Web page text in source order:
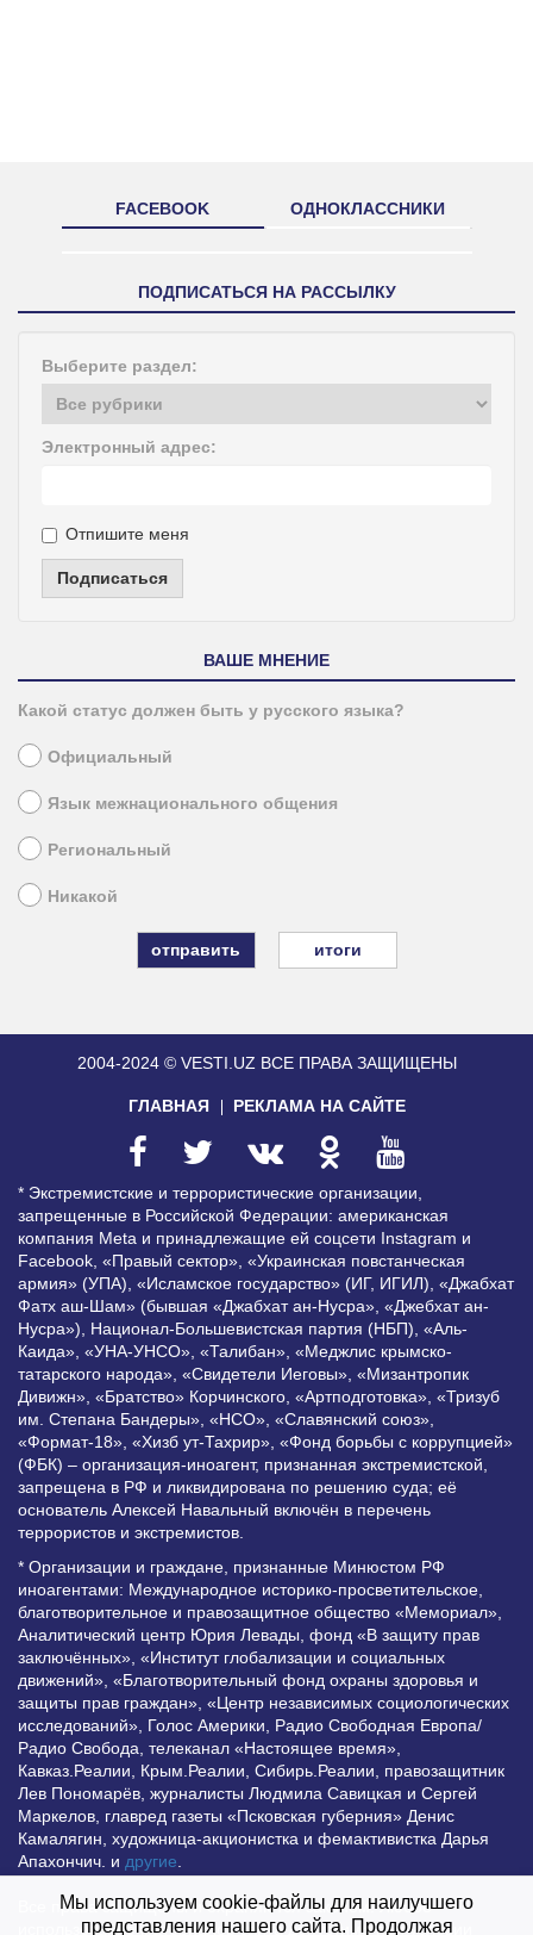
FACEBOOK ОДНОКЛАССНИКИ
ПОДПИСАТЬСЯ НА РАССЫЛКУ
Выберите раздел:
Электронный адрес:
Отпишите меня
Подписаться
ВАШЕ МНЕНИЕ
Какой статус должен быть у русского языка?
Официальный
Язык межнационального общения
Региональный
Никакой
итоги
2004-2024 © VESTI.UZ ВСЕ ПРАВА ЗАЩИЩЕНЫ
ГЛАВНАЯ РЕКЛАМА НА САЙТЕ
* Экстремистские и террористические организации,
запрещенные в Российской Федерации: американская
компания Meta и принадлежащие ей соцсети Instagram и
Facebook, «Правый сектор», «Украинская повстанческая
армия» (УПА), «Исламское государство» (ИГ, ИГИЛ), «Джабхат
Фатх аш-Шам» (бывшая «Джабхат ан-Нусра», «Джебхат ан-
Нусра»), Национал-Большевистская партия (НБП), «Аль-
Каида», «УНА-УНСО», «Талибан», «Меджлис крымско-
татарского народа», «Свидетели Иеговы», «Мизантропик
Дивижн», «Братство» Корчинского, «Артподготовка», «Тризуб
им. Степана Бандеры», «НСО», «Славянский союз»,
«Формат-18», «Хизб ут-Тахрир», «Фонд борьбы с коррупцией»
(ФБК) – организация-иноагент, признанная экстремистской,
запрещена в РФ и ликвидирована по решению суда; её
основатель Алексей Навальный включён в перечень
террористов и экстремистов.
* Организации и граждане, признанные Минюстом РФ
иноагентами: Международное историко-просветительское,
благотворительное и правозащитное общество «Мемориал»,
Аналитический центр Юрия Левады, фонд «В защиту прав
заключённых», «Институт глобализации и социальных
движений», «Благотворительный фонд охраны здоровья и
защиты прав граждан», «Центр независимых социологических
исследований», Голос Америки, Радио Свободная Европа/
Радио Свобода, телеканал «Настоящее время»,
Кавказ.Реалии, Крым.Реалии, Сибирь.Реалии, правозащитник
Лев Пономарёв, журналисты Людмила Савицкая и Сергей
Маркелов, главред газеты «Псковская губерния» Денис
Камалягин, художница-акционистка и фемактивистка Дарья
Апахончич. и другие
Все права защищены и охраняются законом. Любое
использование материалов сайта допустимо при условии
Мы используем cookie-файлы для наилучшего
представления нашего сайта. Продолжая